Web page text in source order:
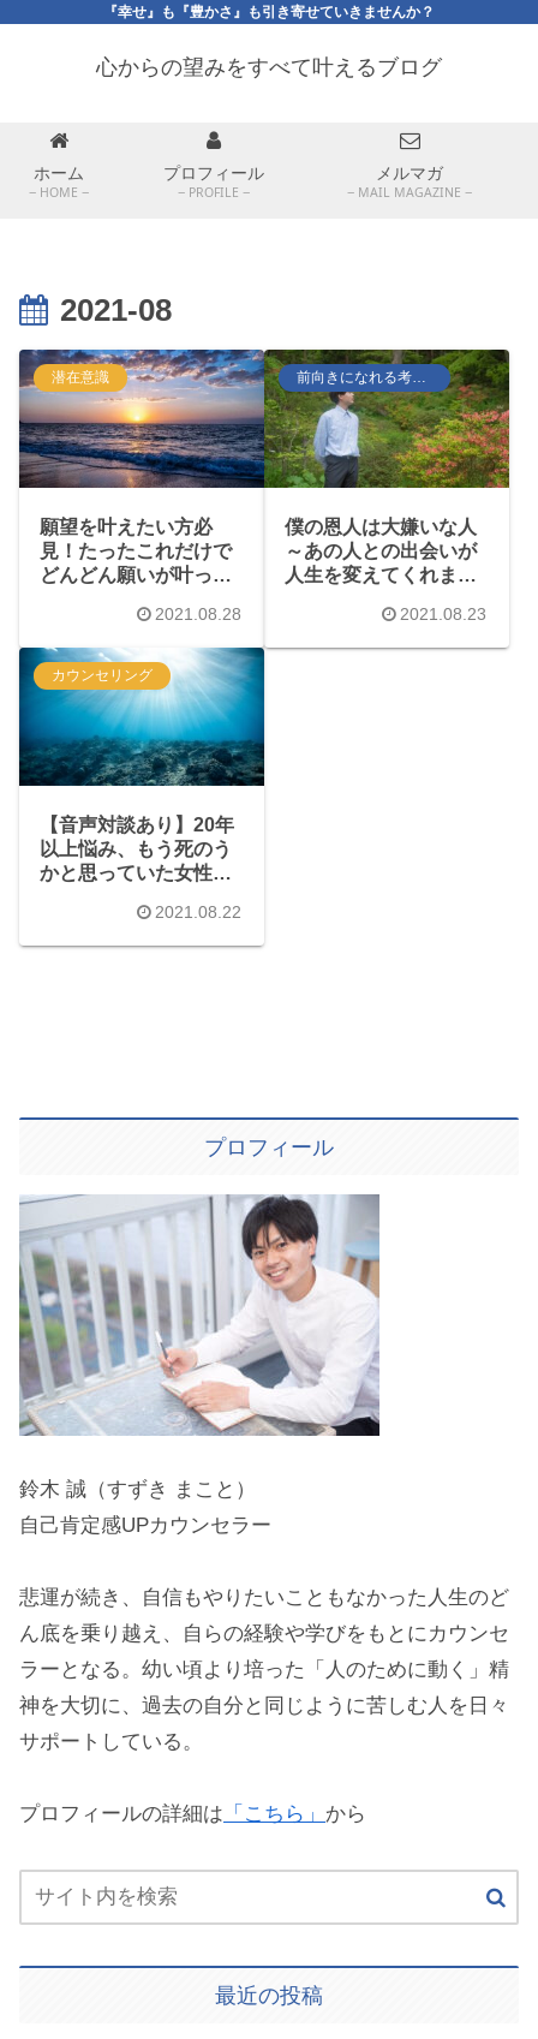
『幸せ』も『豊かさ』も引き寄せていきませんか？
心からの望みをすべて叶えるブログ
ホーム
HOME
プロフィール
PROFILE
メルマガ
MAIL MAGAZINE
2021-08
潜在意識
願望を叶えたい方必
見！たったこれだけで
どんどん願いが叶って
2021.08.28
前向きになれる考え方
僕の恩人は大嫌いな人
～あの人との出会いが
人生を変えてくれまし
2021.08.23
カウンセリング
【音声対談あり】20年
以上悩み、もう死のう
かと思っていた女性が
たことが全て解決し、
理想の自分を手に入れ
2021.08.22
プロフィール
鈴木 誠（すずき まこと）
自己肯定感UPカウンセラー
悲運が続き、自信もやりたいこともなかった人生のど
ん底を乗り越え、自らの経験や学びをもとにカウンセ
ラーとなる。幼い頃より培った「人のために動く」精
神を大切に、過去の自分と同じように苦しむ人を日々
サポートしている。
プロフィールの詳細は 「こちら」 から
最近の投稿